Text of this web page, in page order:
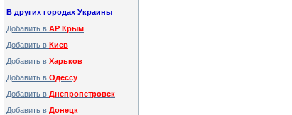
В других городах Украины
Добавить в АР Крым
Добавить в Киев
Добавить в Харьков
Добавить в Одессу
Добавить в Днепропетровск
Добавить в Донецк